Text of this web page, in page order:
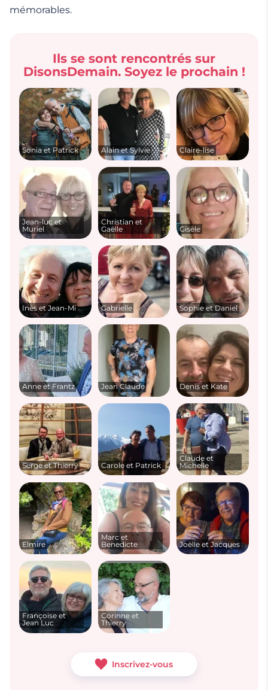
mémorables.
Ils se sont rencontrés sur
DisonsDemain. Soyez le prochain !
Sonia et Patrick Alain et Sylvie Claire-lise
Jean-luc et
Muriel
Christian et
Gaëlle
Gisèle
Inès et Jean-Mi Gabrielle Sophie et Daniel
Anne et Frantz Jean Claude Denis et Kate
Serge et Thierry Carole et Patrick
Claude et
Michelle
Elmire
Marc et
Benedicte
Joëlle et Jacques
Françoise et
Jean Luc
Corinne et
Thierry
Inscrivez-vous